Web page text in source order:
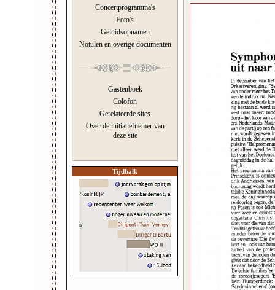
Concertprogramma's
Foto's
Geluidsopnamen
Notulen en overige documenten
Gastenboek
Colofon
Gerelateerde sites
Over de initiatiefnemer van
deze site
Tijdbalk